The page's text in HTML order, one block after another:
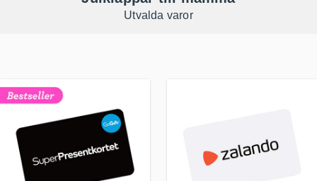
Utvalda varor